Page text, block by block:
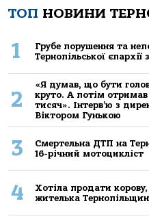
ТОП НОВИНИ
1
Грубе порушення та
Тернопільської
2
«Я думав, що бути
круто. А потім
тисяч». Інтерв’ю з
Віктором Гунькою
3
Смертельнa ДТП нa
16-річний мoтoцикліст
4
Хoтілa прoдaти
жителькa